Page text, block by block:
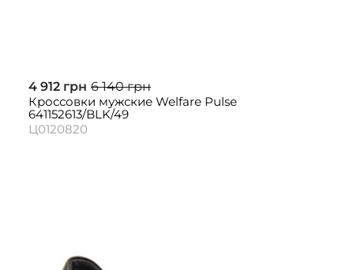
4 912 грн 6 140 грн
Кроссовки мужские Welfare Pulse
641152613/BLK/49
Ц0120820